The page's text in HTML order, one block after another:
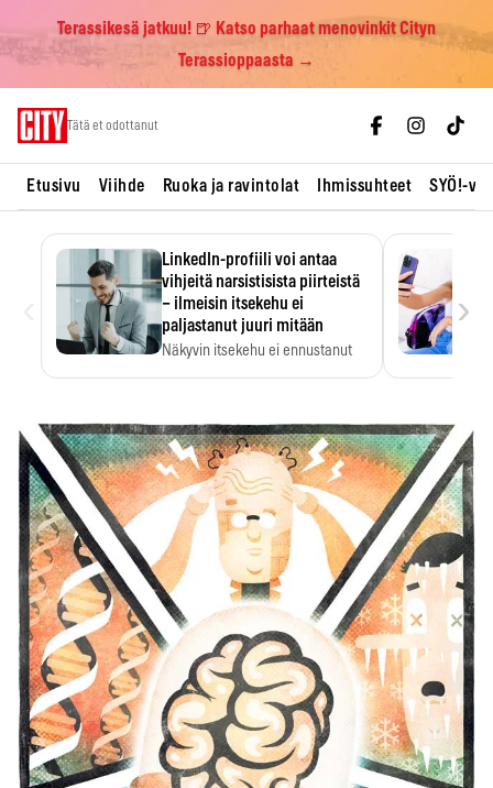
Terassikesä jatkuu! 🍺 Katso parhaat menovinkit Cityn
Terassioppaasta →
Tätä et odottanut
Etusivu Viihde Ruoka ja ravintolat Ihmissuhteet SYÖ!-
LinkedIn-profiili voi antaa
vihjeitä narsistisista piirteistä
– ilmeisin itsekehu ei
paljastanut juuri mitään
Näkyvin itsekehu ei ennustanut
›